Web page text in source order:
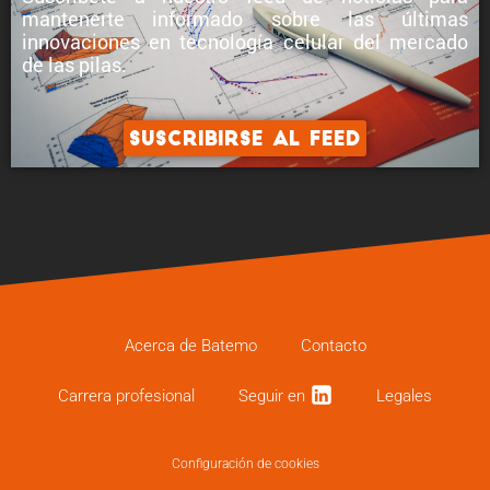
mantenerte informado sobrelas últimas
innovaciones en tecnología celulardel mercado
de las pilas.
Suscribirse al feed
Acerca de Batemo Contacto
Carrera profe­sional Seguir en Legales
Configuración de cookies